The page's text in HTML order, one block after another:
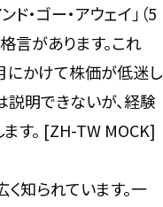
ド・ゴー・アウェイ」（5
言があります。これ
にかけて株価が低迷し
説明できないが、経験
す。 [ZH-TW MOCK]
知られています。一